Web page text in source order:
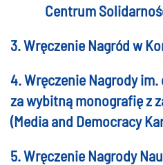
Centrum
3. Wręczenie Nagród w
4. Wręczenie Nagrody
za wybitną monografię z
(Media and Democracy
5. Wręczenie Nagrody